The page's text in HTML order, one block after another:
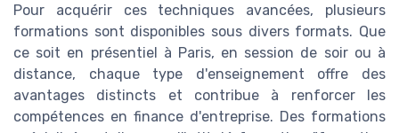
Pour acquérir ces techniques avancées, plusieurs
formations sont disponibles sous divers formats. Que
ce soit en présentiel à Paris, en session de soir ou à
distance, chaque type d'enseignement offre des
avantages distincts et contribue à renforcer les
compétences en finance d'entreprise. Des formations